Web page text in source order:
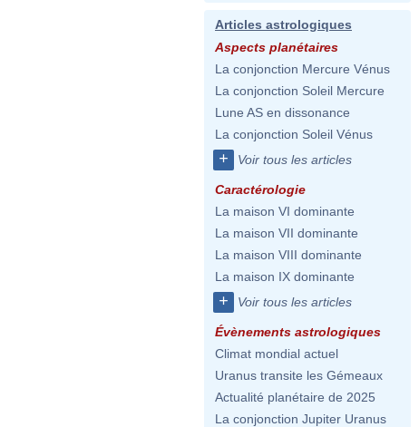
Articles astrologiques
Aspects planétaires
La conjonction Mercure Vénus
La conjonction Soleil Mercure
Lune AS en dissonance
La conjonction Soleil Vénus
+ Voir tous les articles
Caractérologie
La maison VI dominante
La maison VII dominante
La maison VIII dominante
La maison IX dominante
+ Voir tous les articles
Évènements astrologiques
Climat mondial actuel
Uranus transite les Gémeaux
Actualité planétaire de 2025
La conjonction Jupiter Uranus